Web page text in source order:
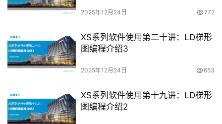
页
网
课
堂
2025年12月24日 772
XS系列软件使用第二十讲：LD梯形
图编程介绍3
2025年12月24日 653
XS系列软件使用第十九讲：LD梯形
图编程介绍2